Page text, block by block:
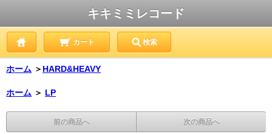
キキミミレコード
カート 検索
ホーム ＞ HARD&HEAVY
ホーム ＞ LP
前の商品へ 次の商品へ